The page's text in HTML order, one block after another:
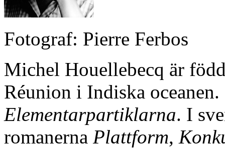
Fotograf: Pierre Ferbos
Michel Houellebecq är
Réunion i Indiska
Elementarpartiklarna. I
romanerna Plattform,